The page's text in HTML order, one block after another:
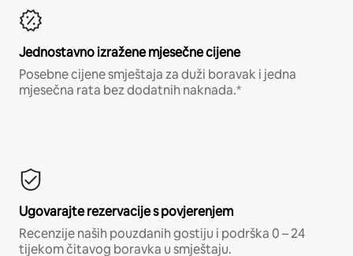
Jednostavno izražene mjesečne cijene
Posebne cijene smještaja za duži boravak i jedna
mjesečna rata bez dodatnih naknada.*
Ugovarajte rezervacije s povjerenjem
Recenzije naših pouzdanih gostiju i podrška 0 – 24
tijekom čitavog boravka u smještaju.